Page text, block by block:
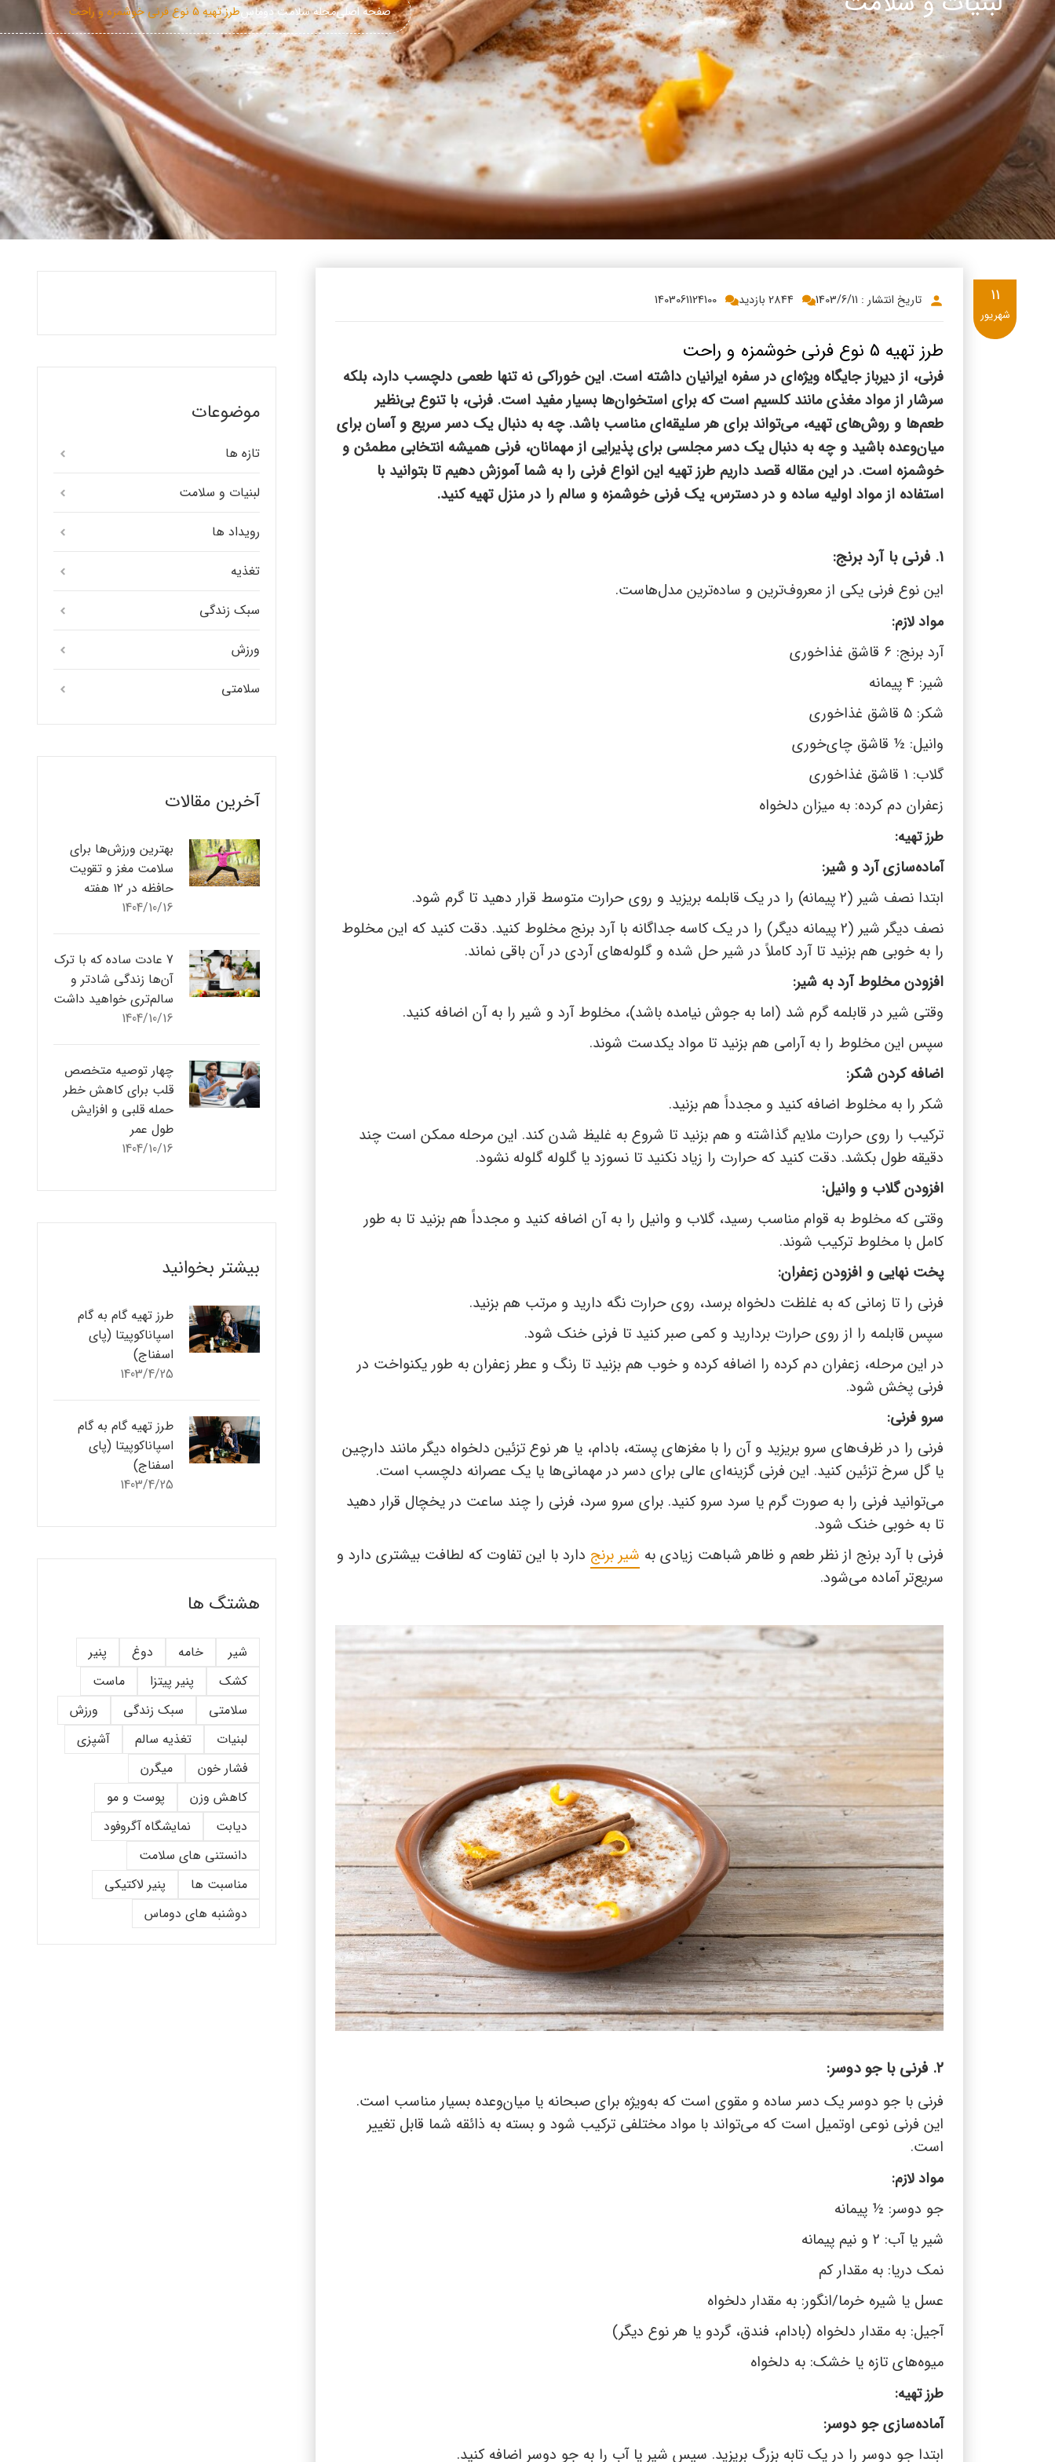
کشک
خامه
سینما دوماس
رادیو دوماس
دانستنی های سلامت
گالری تصاویر
English
Russian
Arabic
Turkish
صفحه اصلیمجله سلامت دوماسطرز تهیه 5 نوع فرنی خوشمزه و راحت
تاریخ انتشار : 1403/6/11 2844 بازدید 1403061124100 11
شهریور
طرز تهیه 5 نوع فرنی خوشمزه و راحت
فرنی، از دیرباز جایگاه ویژه‌ای در سفره ایرانیان داشته است. این خوراکی نه تنها طعمی دلچسب دارد، بلکه
سرشار از مواد مغذی مانند کلسیم است که برای استخوان‌ها بسیار مفید است. فرنی، با تنوع بی‌نظیر
طعم‌ها و روش‌های تهیه، می‌تواند برای هر سلیقه‌ای مناسب باشد. چه به دنبال یک دسر سریع و آسان برای
میان‌وعده باشید و چه به دنبال یک دسر مجلسی برای پذیرایی از مهمانان، فرنی همیشه انتخابی مطمئن و
خوشمزه است. در این مقاله قصد داریم طرز تهیه این انواع فرنی را به شما آموزش دهیم تا بتوانید با
استفاده از مواد اولیه ساده و در دسترس، یک فرنی خوشمزه و سالم را در منزل تهیه کنید.
۱. فرنی با آرد برنج:
این نوع فرنی یکی از معروف‌ترین و ساده‌ترین مدل‌هاست.
مواد لازم:
آرد برنج: ۶ قاشق غذاخوری
شیر: ۴ پیمانه
شکر: ۵ قاشق غذاخوری
وانیل: ½ قاشق چای‌خوری
گلاب: ۱ قاشق غذاخوری
زعفران دم کرده: به میزان دلخواه
طرز تهیه:
آماده‌سازی آرد و شیر:
ابتدا نصف شیر (2 پیمانه) را در یک قابلمه بریزید و روی حرارت متوسط قرار دهید تا گرم شود.
نصف دیگر شیر (2 پیمانه دیگر) را در یک کاسه جداگانه با آرد برنج مخلوط کنید. دقت کنید که این مخلوط
را به خوبی هم بزنید تا آرد کاملاً در شیر حل شده و گلوله‌های آردی در آن باقی نماند.
افزودن مخلوط آرد به شیر:
وقتی شیر در قابلمه گرم شد (اما به جوش نیامده باشد)، مخلوط آرد و شیر را به آن اضافه کنید.
سپس این مخلوط را به آرامی هم بزنید تا مواد یکدست شوند.
اضافه کردن شکر:
شکر را به مخلوط اضافه کنید و مجدداً هم بزنید.
ترکیب را روی حرارت ملایم گذاشته و هم بزنید تا شروع به غلیظ شدن کند. این مرحله ممکن است چند
دقیقه طول بکشد. دقت کنید که حرارت را زیاد نکنید تا نسوزد یا گلوله گلوله نشود.
افزودن گلاب و وانیل:
وقتی که مخلوط به قوام مناسب رسید، گلاب و وانیل را به آن اضافه کنید و مجدداً هم بزنید تا به طور
کامل با مخلوط ترکیب شوند.
پخت نهایی و افزودن زعفران:
فرنی را تا زمانی که به غلظت دلخواه برسد، روی حرارت نگه دارید و مرتب هم بزنید.
سپس قابلمه را از روی حرارت بردارید و کمی صبر کنید تا فرنی خنک شود.
در این مرحله، زعفران دم کرده را اضافه کرده و خوب هم بزنید تا رنگ و عطر زعفران به طور یکنواخت در
فرنی پخش شود.
سرو فرنی:
فرنی را در ظرف‌های سرو بریزید و آن را با مغزهای پسته، بادام، یا هر نوع تزئین دلخواه دیگر مانند دارچین
یا گل سرخ تزئین کنید. این فرنی گزینه‌ای عالی برای دسر در مهمانی‌ها یا یک عصرانه دلچسب است.
می‌توانید فرنی را به صورت گرم یا سرد سرو کنید. برای سرو سرد، فرنی را چند ساعت در یخچال قرار دهید
تا به خوبی خنک شود.
فرنی با آرد برنج از نظر طعم و ظاهر شباهت زیادی به شیر برنج دارد با این تفاوت که لطافت بیشتری دارد و
سریع‌تر آماده می‌شود.
۲. فرنی با جو دوسر:
فرنی با جو دوسر یک دسر ساده و مقوی است که به‌ویژه برای صبحانه یا میان‌وعده بسیار مناسب است.
این فرنی نوعی اوتمیل است که می‌تواند با مواد مختلفی ترکیب شود و بسته به ذائقه شما قابل تغییر
است.
مواد لازم:
جو دوسر: ½ پیمانه
شیر یا آب: 2 و نیم پیمانه
نمک دریا: به مقدار کم
عسل یا شیره خرما/انگور: به مقدار دلخواه
آجیل: به مقدار دلخواه (بادام، فندق، گردو یا هر نوع دیگر)
میوه‌های تازه یا خشک: به دلخواه
طرز تهیه:
آماده‌سازی جو دوسر:
ابتدا جو دوسر را در یک تابه بزرگ بریزید. سپس شیر یا آب را به جو دوسر اضافه کنید.
موضوعات
تازه ها
لبنیات و سلامت
رویداد ها
تغذیه
سبک زندگی
ورزش
سلامتی
آخرین مقالات
بهترین ورزش‌ها برای
سلامت مغز و تقویت
حافظه در ۱۲ هفته
1404/10/16
7 عادت ساده که با ترک
آن‌ها زندگی شادتر و
سالم‌تری خواهید داشت
1404/10/16
چهار توصیه متخصص
قلب برای کاهش خطر
حمله قلبی و افزایش
طول عمر
1404/10/16
بیشتر بخوانید
طرز تهیه گام به گام
اسپاناکوپیتا (پای
اسفناج)
1403/4/25
طرز تهیه گام به گام
اسپاناکوپیتا (پای
اسفناج)
1403/4/25
هشتگ ها
شیر خامه دوغ
پنیر
کشک
پنیر پیتزا
ماست
سلامتی
سبک زندگی
ورزش
لبنیات
تغذیه سالم
آشپزی
فشار خون
میگرن
کاهش وزن
پوست و مو
دیابت
نمایشگاه آگروفود
دانستنی های سلامت
مناسبت ها
پنیر لاکتیکی
دوشنبه های دوماس